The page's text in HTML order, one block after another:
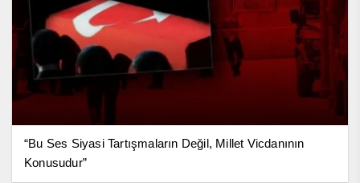
“Bu Ses Siyasi Tartışmaların Değil, Millet Vicdanının
Konusudur”